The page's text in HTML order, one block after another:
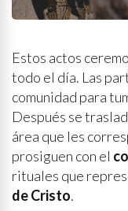
Estos actos
todo el día. Las
comunidad para
Después se
área que les
prosiguen con el
rituales que
de Cristo.